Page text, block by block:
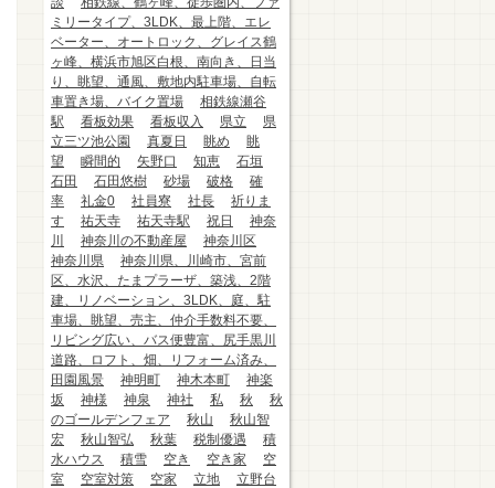
ミリータイプ、3LDK、最上階、エレ
ベーター、オートロック、グレイス鶴
ヶ峰、横浜市旭区白根、南向き、日当
り、眺望、通風、敷地内駐車場、自転
車置き場、バイク置場
相鉄線瀬谷
駅
看板効果 看板収入 県立
県
立三ツ池公園
真夏日 眺め
眺
望
瞬間的 矢野口 知恵
石垣
石田
石田悠樹 砂場 破格
確
率
礼金0 社員寮 社長
祈りま
す
祐天寺 祐天寺駅 祝日
神奈
川
神奈川の不動産屋
神奈川区
神奈川県
神奈川県、川崎市、宮前
区、水沢、たまプラーザ、築浅、2階
建、リノベーション、3LDK、庭、駐
車場、眺望、売主、仲介手数料不要、
リビング広い、バス便豊富、尻手黒川
道路、ロフト、畑、リフォーム済み、
田園風景
神明町 神木本町
神楽
坂
神様 神泉 神社 私 秋
秋
のゴールデンフェア
秋山
秋山智
宏
秋山智弘 秋葉 税制優遇
積
水ハウス
積雪 空き 空き家
空
室
空室対策 空家 立地
立野台